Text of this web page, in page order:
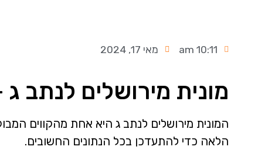
10:11 am מאי 17, 2024
מונית מירושלים לנתב
המונית מירושלים לנתב ג היא אחת מהקווים
הלאה כדי להתעדכן בכל הנתונים החשובים.